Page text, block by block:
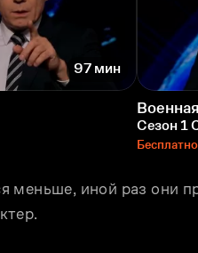
97 мин
Сезон 1
Бесплатно
меньше, иной раз они